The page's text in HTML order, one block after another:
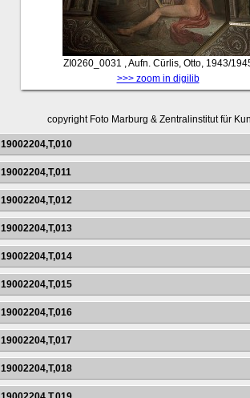
ZI0260_0031 , Aufn. Cürlis, Otto, 1943/
>>> zoom in digilib
copyright Foto Marburg & Zentralinstitut für
19002204,T,010
19002204,T,011
19002204,T,012
19002204,T,013
19002204,T,014
19002204,T,015
19002204,T,016
19002204,T,017
19002204,T,018